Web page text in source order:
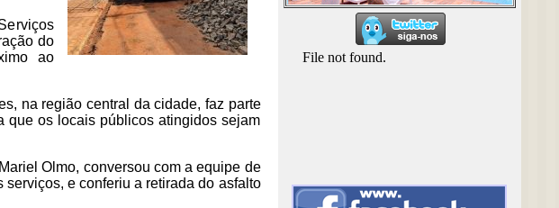
do
ao
na região central da cidade, faz parte
que os locais públicos atingidos sejam
Olmo, conversou com a equipe de
e conferiu a retirada do asfalto